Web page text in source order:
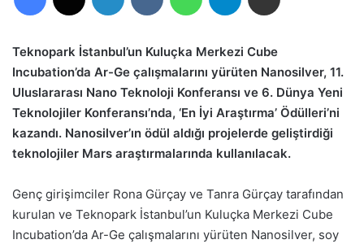
Teknopark İstanbul’un Kuluçka Merkezi Cube
Incubation’da Ar-Ge çalışmalarını yürüten Nanosilver, 11.
Uluslararası Nano Teknoloji Konferansı ve 6. Dünya Yeni
Teknolojiler Konferansı’nda, ‘En İyi Araştırma’ Ödülleri’ni
kazandı. Nanosilver’ın ödül aldığı projelerde geliştirdiği
teknolojiler Mars araştırmalarında kullanılacak.
Genç girişimciler Rona Gürçay ve Tanra Gürçay tarafından
kurulan ve Teknopark İstanbul’un Kuluçka Merkezi Cube
Incubation’da Ar-Ge çalışmalarını yürüten Nanosilver, soy